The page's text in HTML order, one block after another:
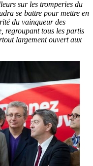
sur les tromperies du
se battre pour mettre en
du vainqueur des
regroupant tous les partis
largement ouvert aux